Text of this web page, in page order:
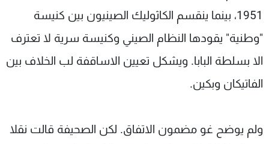
1951، بينما ينقسم الكاثوليك الصينيون بين كنيسة
"وطنية" يقودها النظام الصيني وكنيسة سرية لا تعترف
الا بسلطة البابا. ويشكل تعيين الاساقفة لب الخلاف بين
الفاتيكان وبكين.
ولم يوضح غو مضمون الاتفاق. لكن الصحيفة قالت نقلا